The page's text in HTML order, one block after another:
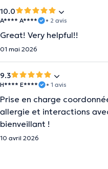
10.0
A**** A**** • 2 avis
Great! Very helpful!!
01 mai 2026
9.3
H**** E**** • 1 avis
Prise en charge
allergie et interactions
bienveillant !
10 avril 2026